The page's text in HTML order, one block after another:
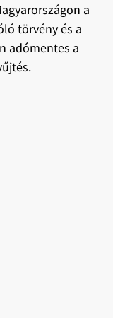
a
törvény és a
adómentes a